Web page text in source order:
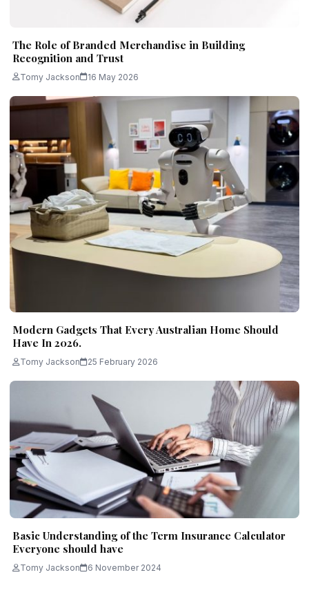
The Role of Branded Merchandise in Building
Recognition and Trust
Tomy Jackson 16 May 2026
Modern Gadgets That Every Australian Home Should
Have In 2026.
Tomy Jackson 25 February 2026
Basic Understanding of the Term Insurance Calculator
Everyone should have
Tomy Jackson 6 November 2024